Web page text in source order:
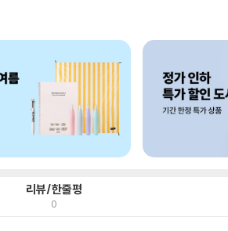
리뷰/한줄평
0